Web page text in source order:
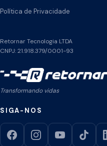
Política de Privacidade
Retornar Tecnologia LTDA
CNPJ: 21.918.379/0001-93
Transformando vidas
SIGA-NOS